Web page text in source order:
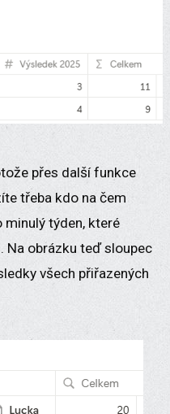
přes další funkce
třeba kdo na čem
týden, které
Na obrázku teď sloupec
všech přiřazených